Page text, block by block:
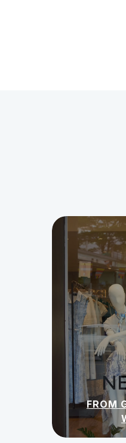
FROM